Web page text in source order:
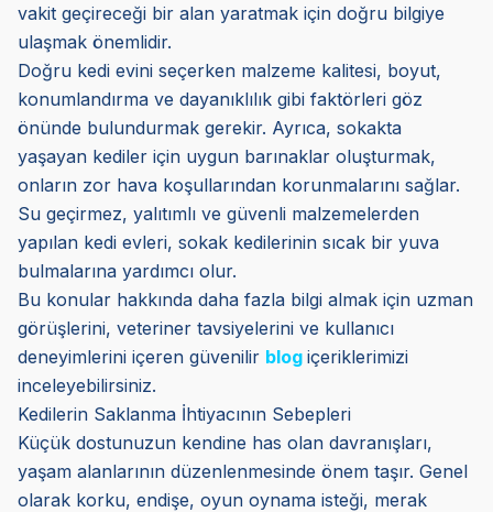
vakit geçireceği bir alan yaratmak için doğru bilgiye
ulaşmak önemlidir.
Doğru kedi evini seçerken malzeme kalitesi, boyut,
konumlandırma ve dayanıklılık gibi faktörleri göz
önünde bulundurmak gerekir. Ayrıca, sokakta
yaşayan kediler için uygun barınaklar oluşturmak,
onların zor hava koşullarından korunmalarını sağlar.
Su geçirmez, yalıtımlı ve güvenli malzemelerden
yapılan kedi evleri, sokak kedilerinin sıcak bir yuva
bulmalarına yardımcı olur.
Bu konular hakkında daha fazla bilgi almak için uzman
görüşlerini, veteriner tavsiyelerini ve kullanıcı
deneyimlerini içeren güvenilir blog içeriklerimizi
inceleyebilirsiniz.
Kedilerin Saklanma İhtiyacının Sebepleri
Küçük dostunuzun kendine has olan davranışları,
yaşam alanlarının düzenlenmesinde önem taşır. Genel
olarak korku, endişe, oyun oynama isteği, merak